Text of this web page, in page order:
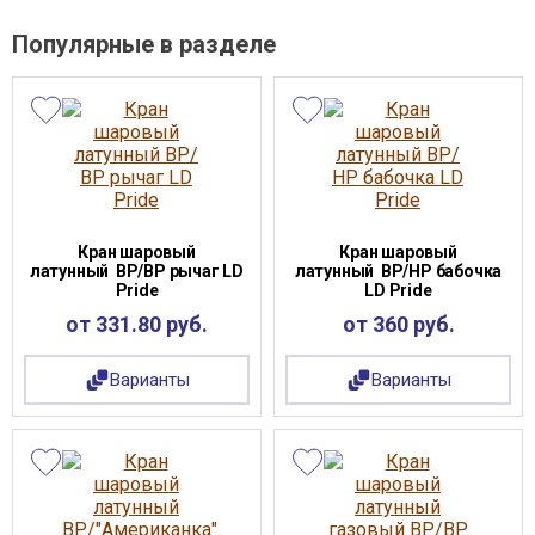
Популярные в разделе
Кран шаровый
латунный ВР/ВР рычаг LD
Pride
от 331.80 руб.
Варианты
Кран шаровый
латунный ВР/НР бабочка
LD Pride
от 360 руб.
Варианты